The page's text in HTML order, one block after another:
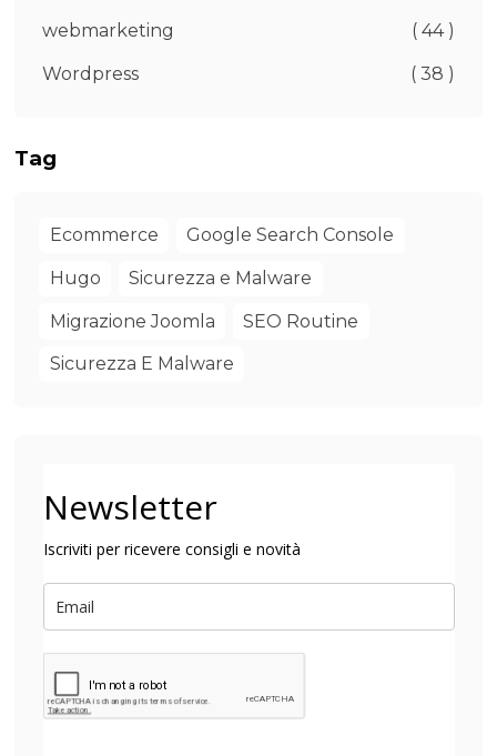
webmarketing ( 44 )
Wordpress ( 38 )
Tag
Ecommerce Google Search Console
Hugo Sicurezza e Malware
Migrazione Joomla SEO Routine
Sicurezza E Malware
Newsletter
Iscriviti per ricevere consigli e novità